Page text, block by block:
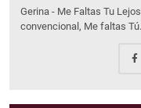
Gerina - Me Faltas Tu
convencional, Me faltas